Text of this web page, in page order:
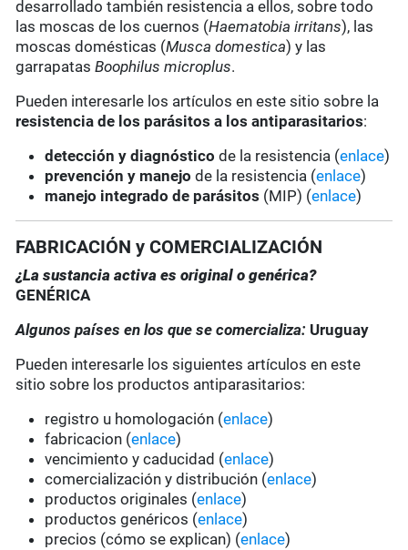
desarrollado también resistencia a ellos, sobre todo
las moscas de los cuernos (Haematobia irritans), las
moscas domésticas (Musca domestica) y las
garrapatasBoophilus microplus.
Pueden interesarle los artículos en este sitio sobre la
resistencia de los parásitos a los antiparasitarios:
detección y diagnóstico de la resistencia (enlace)
prevención y manejo de la resistencia (enlace)
manejo integrado de parásitos (MIP) (enlace)
FABRICACIÓN y COMERCIALIZACIÓN
¿La sustancia activa es original o genérica?
GENÉRICA
Algunos países en los que se comercializa: Uruguay
Pueden interesarle los siguientes artículos en este
sitio sobre los productos antiparasitarios:
registro u homologación (enlace)
fabricacion (enlace)
vencimiento y caducidad (enlace)
comercialización y distribución (enlace)
productos originales (enlace)
productos genéricos (enlace)
precios (cómo se explican) (enlace)